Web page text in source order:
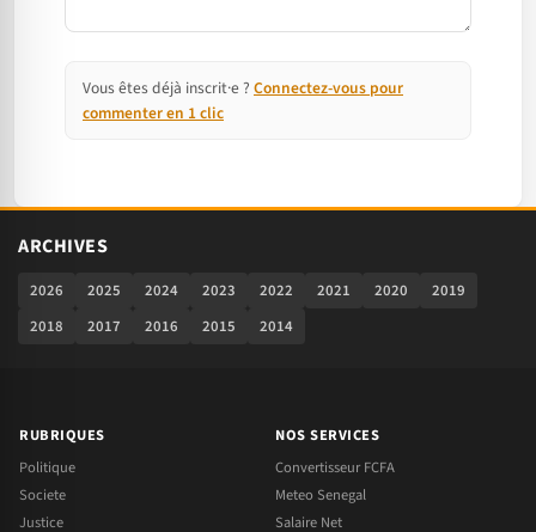
Vous êtes déjà inscrit·e ? Connectez-vous pour
commenter en 1 clic
ARCHIVES
2026 2025 2024 2023 2022 2021 2020
2019
2018
2017 2016 2015 2014
RUBRIQUES
Politique
Societe
Justice
NOS SERVICES
Convertisseur FCFA
Meteo Senegal
Salaire Net